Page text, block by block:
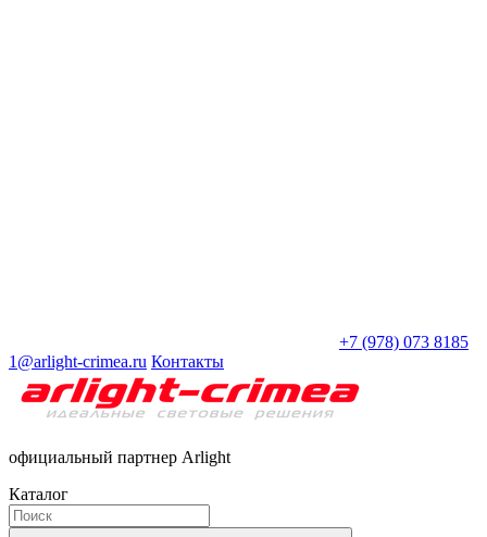
+7 (978) 073 8185
1@arlight-crimea.ru Контакты
официальный партнер Arlight
Каталог